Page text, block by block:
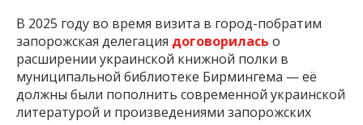
В 2025 году во время визита в город-побратим
запорожская делегация договорилась о
расширении украинской книжной полки в
муниципальной библиотеке Бирмингема — её
должны были пополнить современной украинской
литературой и произведениями запорожских